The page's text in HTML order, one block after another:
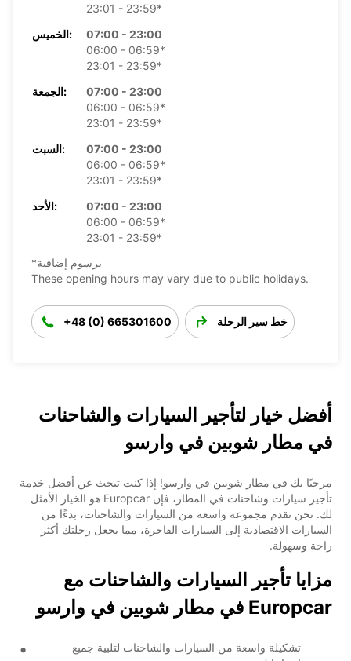
23:01 - 23:59*
الخميس:
07:00 - 23:00
06:00 - 06:59*
23:01 - 23:59*
الجمعة:
07:00 - 23:00
06:00 - 06:59*
23:01 - 23:59*
السبت:
07:00 - 23:00
06:00 - 06:59*
23:01 - 23:59*
الأحد:
07:00 - 23:00
06:00 - 06:59*
23:01 - 23:59*
*برسوم إضافية
These opening hours may vary due to public holidays.
+48 (0) 665301600 خط سير الرحلة
أفضل خيار لتأجير السيارات والشاحنات
في مطار شوبين في وارسو
مرحبًا بك في مطار شوبين في وارسو! إذا كنت تبحث عن أفضل خدمة
تأجير سيارات وشاحنات في المطار، فإن Europcar هو الخيار الأمثل
لك. نحن نقدم مجموعة واسعة من السيارات والشاحنات، بدءًا من
السيارات الاقتصادية إلى السيارات الفاخرة، مما يجعل رحلتك أكثر
راحة وسهولة.
مزايا تأجير السيارات والشاحنات مع
Europcar في مطار شوبين في وارسو
تشكيلة واسعة من السيارات والشاحنات لتلبية جميع